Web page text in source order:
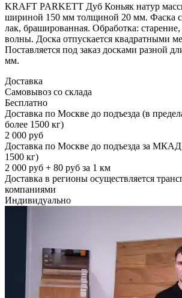
KRAFT PARKETT Дуб Коньяк натур
шириной 150 мм толщиной 20 мм. Фаска с
лак, брашированная. Обработка:
волны. Доска отпускается квадратными
Поставляется под заказ досками разной
мм.
Доставка
Самовывоз со склада
Бесплатно
Доставка по Москве до подъезда (в
более 1500 кг)
2 000 руб
Доставка по Москве до подъезда за
1500 кг)
2 000 руб + 80 руб за 1 км
Доставка в регионы осуществляется
компаниями
Индивидуально